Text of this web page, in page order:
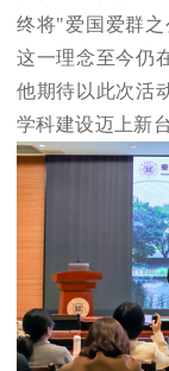
终将"爱国爱群之
这一理念至今仍
他期待以此次活
学科建设迈上新台